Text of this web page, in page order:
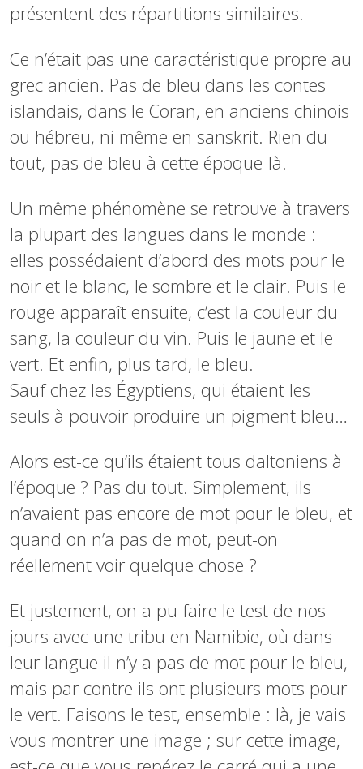
présentent des répartitions similaires.
Ce n’était pas une caractéristique propre au
grec ancien. Pas de bleu dans les contes
islandais, dans le Coran, en anciens chinois
ou hébreu, ni même en sanskrit. Rien du
tout, pas de bleu à cette époque-là.
Un même phénomène se retrouve à travers
la plupart des langues dans le monde :
elles possédaient d’abord des mots pour le
noir et le blanc, le sombre et le clair. Puis le
rouge apparaît ensuite, c’est la couleur du
sang, la couleur du vin. Puis le jaune et le
vert. Et enfin, plus tard, le bleu.
Sauf chez les Égyptiens, qui étaient les
seuls à pouvoir produire un pigment bleu…
Alors est-ce qu’ils étaient tous daltoniens à
l’époque ? Pas du tout. Simplement, ils
n’avaient pas encore de mot pour le bleu, et
quand on n’a pas de mot, peut-on
réellement voir quelque chose ?
Et justement, on a pu faire le test de nos
jours avec une tribu en Namibie, où dans
leur langue il n’y a pas de mot pour le bleu,
mais par contre ils ont plusieurs mots pour
le vert. Faisons le test, ensemble : là, je vais
vous montrer une image ; sur cette image,